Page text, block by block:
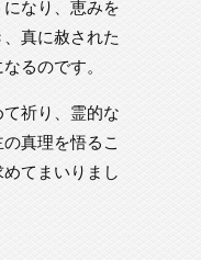
なり、恵みを
真に赦された
るのです。
祈り、霊的な
真理を悟るこ
てまいりまし